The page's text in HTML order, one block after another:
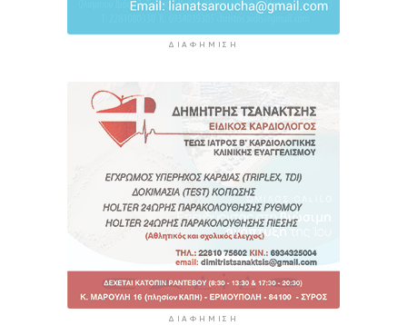
ΔΙΑΦΉΜΙΣΗ
ΔΙΑΦΉΜΙΣΗ